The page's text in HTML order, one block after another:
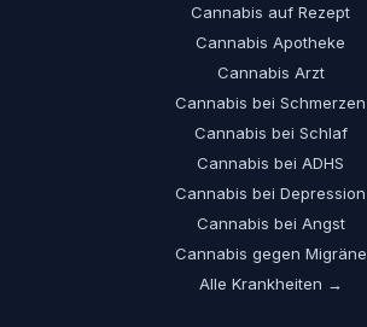
Cannabis auf Rezept
Cannabis Apotheke
Cannabis Arzt
Cannabis bei Schmerzen
Cannabis bei Schlaf
Cannabis bei ADHS
Cannabis bei Depression
Cannabis bei Angst
Cannabis gegen Migräne
Alle Krankheiten →